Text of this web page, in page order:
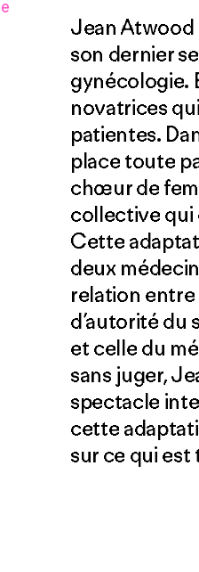
Jean
son dernier
gynécologie.
novatrices
patientes.
place toute
chœur de
collective qui
Cette
deux
relation
d’autorité du
et celle du
sans juger,
spectacle
cette
sur ce qui